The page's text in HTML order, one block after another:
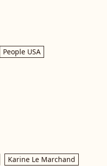
People USA
Karine Le Marchand